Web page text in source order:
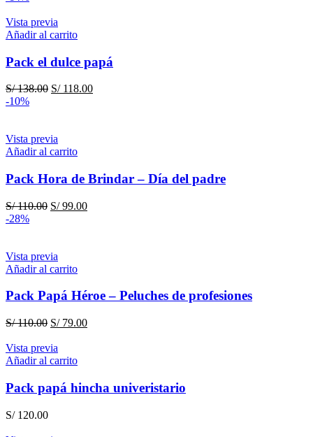
Vista previa
Añadir al carrito
Pack el dulce papá
S/138.00 El
S/ 138.00.
S/118.00El
-10%
Vista previa
Añadir al carrito
Pack Hora de Brindar – Día del padre
S/110.00 El
S/ 110.00.
S/99.00El
-28%
Vista previa
Añadir al carrito
Pack Papá Héroe – Peluches de profesiones
S/110.00 El
original
era:
S/79.00El
Vista previa
Añadir al carrito
Pack papá hincha univeristario
S/120.00